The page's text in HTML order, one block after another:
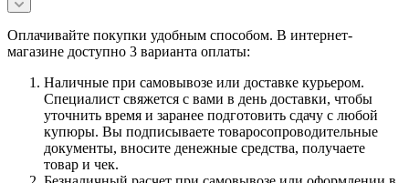
Оплачивайте покупки удобным способом. В интернет-
магазине доступно 3 варианта оплаты:
Наличные при самовывозе или доставке курьером.
Специалист свяжется с вами в день доставки, чтобы
уточнить время и заранее подготовить сдачу с любой
купюры. Вы подписываете товаросопроводительные
документы, вносите денежные средства, получаете
товар и чек.